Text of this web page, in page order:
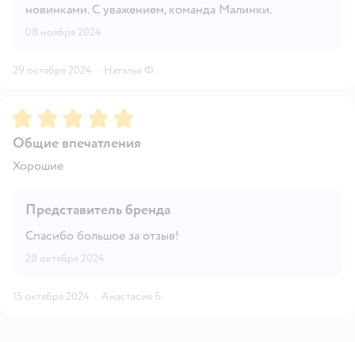
новинками. С уважением, команда Малинки.
08 ноября 2024
29 октября 2024 · Наталья Ф.
Рейтинг:5
Общие впечатления
Хорошие
Представитель бренда
Спасибо большое за отзыв!
28 октября 2024
15 октября 2024 · Анастасия Б.